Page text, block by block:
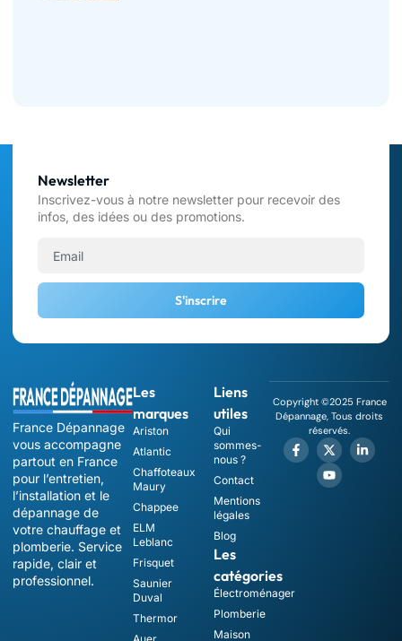
France Dépannage
vous accompagne
partout en France
pour l’entretien,
l’installation et le
dépannage de
votre chauffage et
plomberie. Service
rapide, clair et
professionnel.
Les
marques
Ariston
Atlantic
Chaffoteaux
Maury
Chappee
ELM
Leblanc
Frisquet
Saunier
Duval
Thermor
Liens
utiles
Qui
sommes-
nous ?
Contact
Mentions
légales
Blog
Les
catégories
Électroménager
Plomberie
Maison
Copyright ©2025 France
Dépannage, Tous droits
réservés.
Newsletter
Inscrivez-vous à notre newsletter pour recevoir des
infos, des idées ou des promotions.
S'inscrire